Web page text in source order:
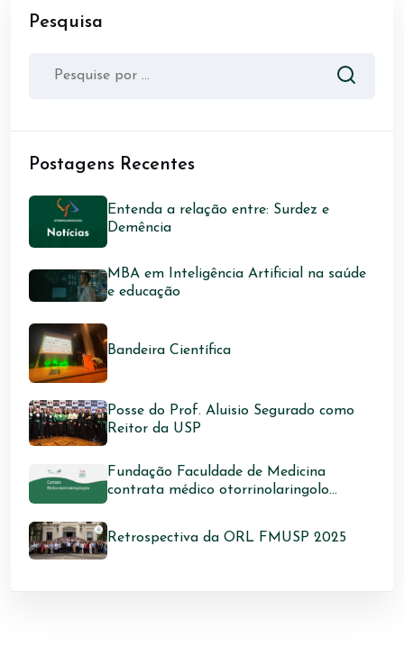
Pesquisa
Postagens Recentes
Entenda a relação entre: Surdez e
Demência
MBA em Inteligência Artificial na saúde
e educação
Bandeira Científica
Posse do Prof. Aluisio Segurado como
Reitor da USP
Fundação Faculdade de Medicina
contrata médico otorrinolaringolo...
Retrospectiva da ORL FMUSP 2025